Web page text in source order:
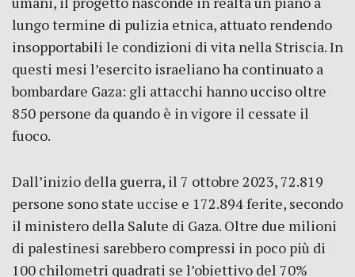
lungo termine di pulizia etnica, attuato rendendo
insopportabili le condizioni di vita nella Striscia. In
questi mesi l’esercito israeliano ha continuato a
bombardare Gaza: gli attacchi hanno ucciso oltre
850 persone da quando è in vigore il cessate il
fuoco.
Dall’inizio della guerra, il 7 ottobre 2023, 72.819
persone sono state uccise e 172.894 ferite, secondo
il ministero della Salute di Gaza. Oltre due milioni
di palestinesi sarebbero compressi in poco più di
100 chilometri quadrati se l’obiettivo del 70%